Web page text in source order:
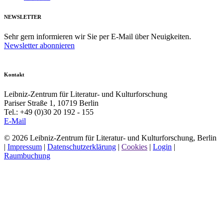
NEWSLETTER
Sehr gern informieren wir Sie per E-Mail über Neuigkeiten.
Newsletter abonnieren
Kontakt
Leibniz-Zentrum für Literatur- und Kulturforschung
Pariser Straße 1, 10719 Berlin
Tel.: +49 (0)30 20 192 - 155
E-Mail
© 2026 Leibniz-Zentrum für Literatur- und Kulturforschung, Berlin
| Impressum | Datenschutzerklärung | Cookies | Login |
Raumbuchung